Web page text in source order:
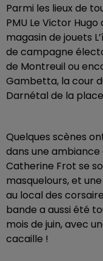
Parmi les lieux de
PMU Le Victor
magasin de jouets
de campagne
de Montreuil ou
Gambetta, la cour
Darnétal de la
Quelques scènes
dans une ambiance
Catherine Frot se
masquelours, et
au local des
bande a aussi été
mois de juin, avec
cacaille !